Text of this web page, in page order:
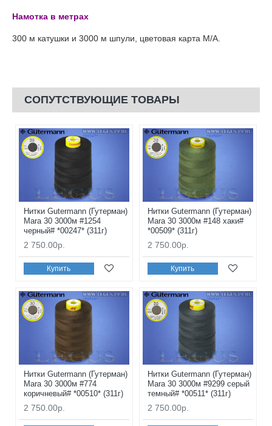
Намотка в метрах
300 м катушки и 3000 м шпули, цветовая карта М/А.
СОПУТСТВУЮЩИЕ ТОВАРЫ
Нитки Gutermann (Гутерман)
Mara 30 3000м #1254
черный# *00247* (311г)
2 750.00р.
Купить
Нитки Gutermann (Гутерман)
Mara 30 3000м #148 хаки#
*00509* (311г)
2 750.00р.
Купить
Нитки Gutermann (Гутерман)
Mara 30 3000м #774
коричневый# *00510* (311г)
2 750.00р.
Нитки Gutermann (Гутерман)
Mara 30 3000м #9299 серый
темный# *00511* (311г)
2 750.00р.